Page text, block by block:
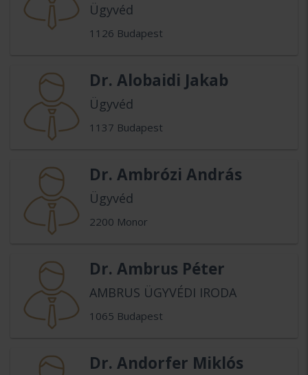
Ügyvéd
1126 Budapest
Dr. Alobaidi Jakab
Ügyvéd
1137 Budapest
Dr. Ambrózi András
Ügyvéd
2200 Monor
Dr. Ambrus Péter
AMBRUS ÜGYVÉDI IRODA
1065 Budapest
Dr. Andorfer Miklós